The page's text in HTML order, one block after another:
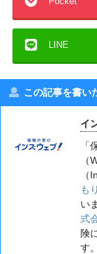
LINE
この記事を書い
イ
（
もり
い
式
険
す